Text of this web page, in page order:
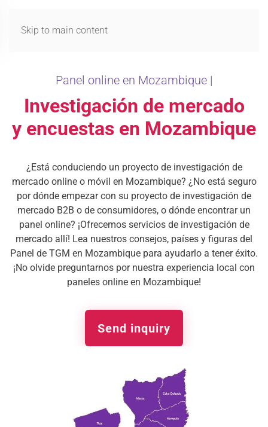
Skip to main content
Panel online en Mozambique |
Investigación de mercado
y encuestas en Mozambique
¿Está conduciendo un proyecto de investigación de
mercado online o móvil en Mozambique? ¿No está seguro
por dónde empezar con su proyecto de investigación de
mercado B2B o de consumidores, o dónde encontrar un
panel online? ¡Ofrecemos servicios de investigación de
mercado allí! Lea nuestros consejos, países y figuras del
Panel de TGM en Mozambique para ayudarlo a tener éxito.
¡No olvide preguntarnos por nuestra experiencia local con
paneles online en Mozambique!
Send inquiry